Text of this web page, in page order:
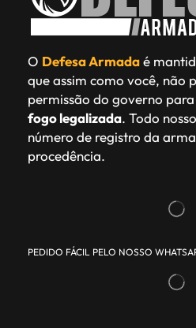
O Defesa Armadaé
que assim como você, não
permissão do governo
fogo legalizada. Todo
número de registro da
procedência.
PEDIDO FÁCIL PELO NOSSO